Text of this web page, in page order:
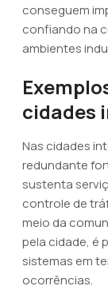
conseguem
confiando na
ambientes
cidades
Nas cidades
redundante
sustenta
controle de
meio da
pela cidade, é
sistemas em
ocorrências.